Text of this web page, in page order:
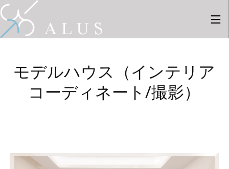
採用情
報
新しい
新しい
事例を1
モデルハウス（インテリア
コーディネート/撮影）